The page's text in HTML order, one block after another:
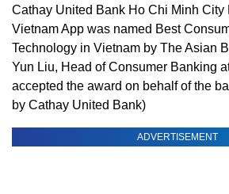
Cathay United Bank Ho Chi Minh City
Vietnam App was named Best
Technology in Vietnam by The Asian
Yun Liu, Head of Consumer Banking
accepted the award on behalf of the
by Cathay United Bank)
ADVERTISEMENT